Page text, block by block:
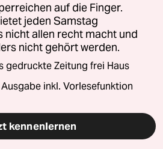
auf die Finger.
jeden Samstag
nicht allen recht macht und
nicht gehört werden.
gedruckte Zeitung frei Haus
inkl. Vorlesefunktion
kennenlernen